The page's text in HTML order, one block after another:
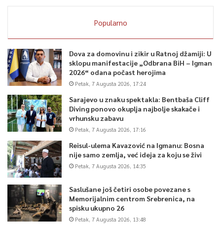
Popularno
Dova za domovinu i zikir u Ratnoj džamiji: U
sklopu manifestacije „Odbrana BiH – Igman
2026“ odana počast herojima
Petak, 7 Augusta 2026, 17:24
Sarajevo u znaku spektakla: Bentbaša Cliff
Diving ponovo okuplja najbolje skakače i
vrhunsku zabavu
Petak, 7 Augusta 2026, 17:16
Reisul-ulema Kavazović na Igmanu: Bosna
nije samo zemlja, već ideja za koju se živi
Petak, 7 Augusta 2026, 14:35
Saslušane još četiri osobe povezane s
Memorijalnim centrom Srebrenica, na
spisku ukupno 26
Petak, 7 Augusta 2026, 13:48